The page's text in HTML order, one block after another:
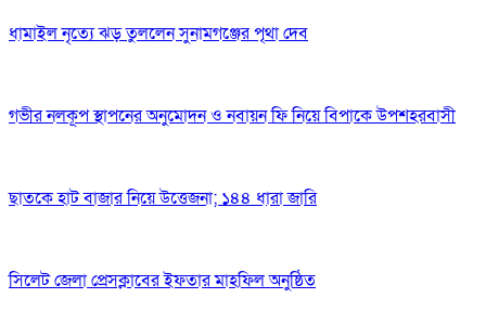
ধামাইল নৃত্যে ঝড় তুললেন সুনামগঞ্জের পৃথা দেব
গভীর নলকূপ স্থাপনের অনুমোদন ও নবায়ন ফি নিয়ে বিপাকে উপশহরবাসী
ছাতকে হাট বাজার নিয়ে উত্তেজনা; ১৪৪ ধারা জারি
সিলেট জেলা প্রেসক্লাবের ইফতার মাহফিল অনুষ্ঠিত